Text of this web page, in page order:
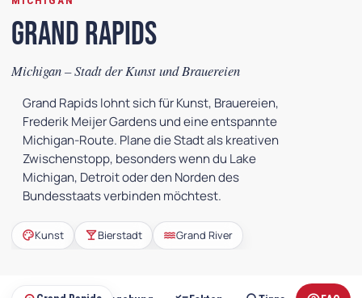
Grand Rapids
Michigan – Stadt der Kunst und Brauereien
Grand Rapids lohnt sich für Kunst, Brauereien,
Frederik Meijer Gardens und eine entspannte
Michigan-Route. Plane die Stadt als kreativen
Zwischenstopp, besonders wenn du Lake
Michigan, Detroit oder den Norden des
Bundesstaats verbinden möchtest.
paletteKunst local_barBierstadt waterGrand River